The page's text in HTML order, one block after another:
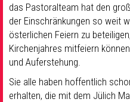
das Pastoralteam hat den
der Einschränkungen so weit
österlichen Feiern zu
Kirchenjahres mitfeiern
und Auferstehung.
Sie alle haben hoffentlich
erhalten, die mit dem Jülich